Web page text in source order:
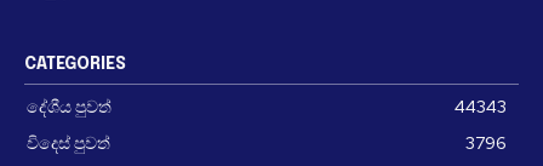
CATEGORIES
දේශීය පුවත්
44343
විදෙස් පුවත්
3796